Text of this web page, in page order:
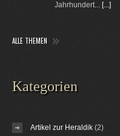
Jahrhundert... [...]
ALLE THEMEN
Kategorien
Artikel zur Heraldik (2)